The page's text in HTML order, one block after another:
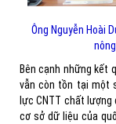
Ông Nguyễn Hoài
Bên cạnh những kết
vẫn còn tồn tại một
lực CNTT chất
cơ sở dữ liệu của